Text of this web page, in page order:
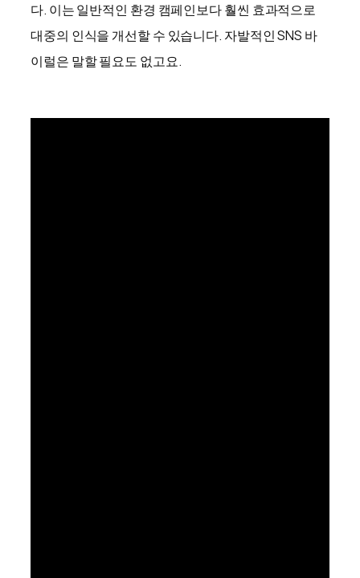
다. 이는 일반적인 환경 캠페인보다 훨씬 효과적으로
대중의 인식을 개선할 수 있습니다. 자발적인 SNS 바
이럴은 말할 필요도 없고요.